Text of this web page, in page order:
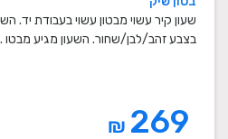
שעון קיר עשוי מבטון עשוי בעבודת יד.
בצבע זהב/לבן/שחור. השעון מגיע מבטו
₪